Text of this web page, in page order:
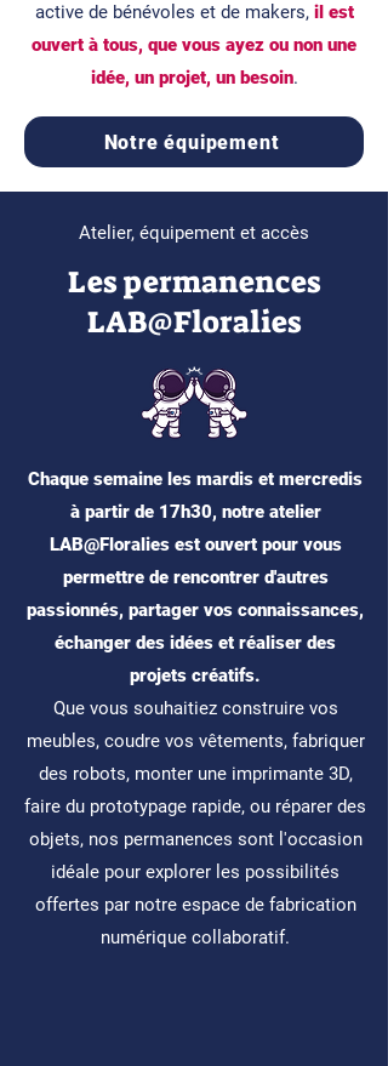
active de bénévoles et de makers, il est
ouvert à tous, que vous ayez ou non une
idée, un projet, un besoin.
Notre équipement
Atelier, équipement et accès
Les permanences
LAB@Floralies
Chaque semaine les mardis et mercredis
à partir de 17h30, notre atelier
LAB@Floralies est ouvert pour vous
permettre de rencontrer d'autres
passionnés, partager vos connaissances,
échanger des idées et réaliser des
projets créatifs.
Que vous souhaitiez construire vos
meubles, coudre vos vêtements, fabriquer
des robots, monter une imprimante 3D,
faire du prototypage rapide, ou réparer des
objets, nos permanences sont l'occasion
idéale pour explorer les possibilités
offertes par notre espace de fabrication
numérique collaboratif.